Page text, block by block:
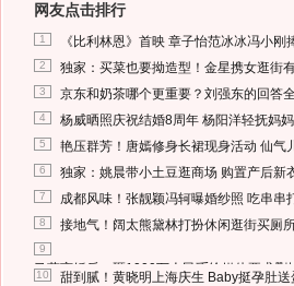
网友点击排行
1 《比利林恩》首映 章子怡范冰冰冯小刚
2 独家：买菜也要拗造型！金星携女逛街
3 京东和奶茶哪个更重要？刘强东的回答
4 杨威晒照庆祝结婚8周年 杨阳洋轻抚妈
5 艳压群芳！唐嫣修身长裙现身活动 仙气
6 独家：姚晨带小土豆逛商场 购置产后新
7 成都风味！张靓颖冯轲曝婚纱照 吃串串
8 接地气！阔太熊黛林打扮休闲逛街买厕
9
马蓉离婚后，砸1000万人民币给媒体要求删
10 甜到腻！黄晓明上海庆生 Baby挺孕肚送